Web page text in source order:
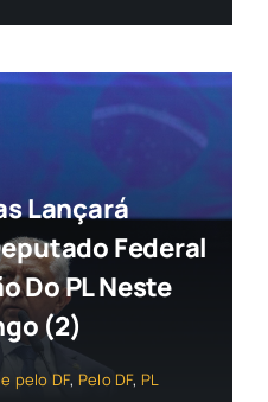
Lançará
Federal
Do PL Neste
(2)
pelo DF, Pelo DF, PL